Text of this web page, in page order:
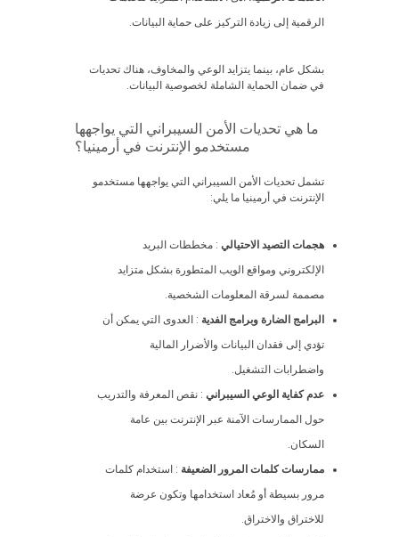
الرقمية إلى زيادة التركيز على حماية البيانات.
بشكل عام، بينما يتزايد الوعي والمخاوف، هناك تحديات
في ضمان الحماية الشاملة لخصوصية البيانات.
ما هي تحديات الأمن السيبراني التي يواجهها
مستخدمو الإنترنت في أرمينيا؟
تشمل تحديات الأمن السيبراني التي يواجهها مستخدمو
الإنترنت في أرمينيا ما يلي:
هجمات التصيد الاحتيالي : مخططات البريد
الإلكتروني ومواقع الويب المتطورة بشكل متزايد
مصممة لسرقة المعلومات الشخصية.
البرامج الضارة وبرامج الفدية : العدوى التي يمكن أن
تؤدي إلى فقدان البيانات والأضرار المالية
واضطرابات التشغيل.
عدم كفاية الوعي السيبراني : نقص المعرفة والتدريب
حول الممارسات الآمنة عبر الإنترنت بين عامة
السكان.
ممارسات كلمات المرور الضعيفة : استخدام كلمات
مرور بسيطة أو مُعاد استخدامها وتكون عرضة
للاختراق والاختراق.